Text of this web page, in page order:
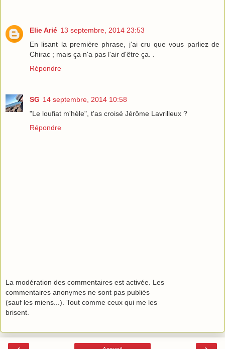
Elie Arié 13 septembre, 2014 23:53
En lisant la première phrase, j'ai cru que vous parliez de
Chirac ; mais ça n'a pas l'air d'être ça. .
Répondre
SG 14 septembre, 2014 10:58
"Le loufiat m'hèle", t'as croisé Jérôme Lavrilleux ?
Répondre
La modération des commentaires est activée. Les
commentaires anonymes ne sont pas publiés
(sauf les miens...). Tout comme ceux qui me les
brisent.